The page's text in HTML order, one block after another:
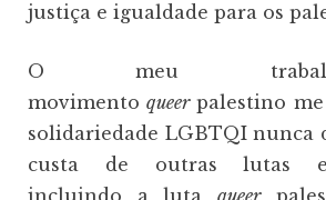
justiça e igualdade para os
O meu
movimentoqueerpalestino me
solidariedade LGBTQI nunca
custa de outras lutas